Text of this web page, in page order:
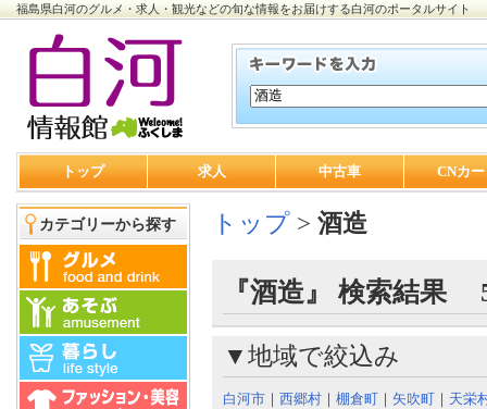
福島県白河のグルメ・求人・観光などの旬な情報をお届けする白河のポータルサイト
トップ 求人 中古車 CNカ
カテゴリーから探す トップ > 酒造
『酒造』 検索結果
▼地域で絞込み
白河市 ｜ 西郷村 ｜ 棚倉町 ｜ 矢吹町 ｜ 天栄